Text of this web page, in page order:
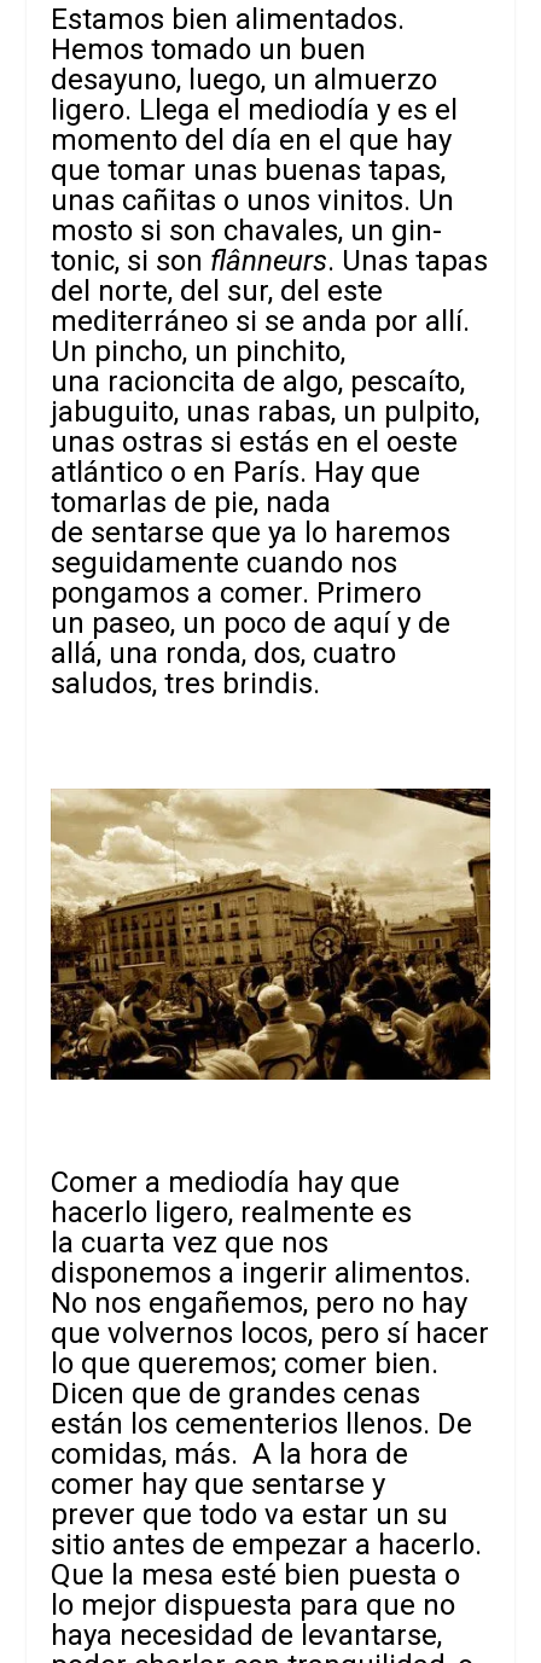
Estamos bien alimentados.
Hemos tomado un buen
desayuno, luego, un almuerzo
ligero. Llega el mediodía y es el
momento del día en el que hay
que tomar unas buenas tapas,
unas cañitas o unos vinitos. Un
mosto si son chavales, un gin-
tonic, si son flânneurs. Unas tapas
del norte, del sur, del este
mediterráneo si se anda por allí.
Un pincho, un pinchito,
una racioncita de algo, pescaíto,
jabuguito, unas rabas, un pulpito,
unas ostras si estás en el oeste
atlántico o en París. Hay que
tomarlas de pie, nada
de sentarse que ya lo haremos
seguidamente cuando nos
pongamos a comer. Primero
un paseo, un poco de aquí y de
allá, una ronda, dos, cuatro
saludos, tres brindis.
Comer a mediodía hay que
hacerlo ligero, realmente es
la cuarta vez que nos
disponemos a ingerir alimentos.
No nos engañemos, pero no hay
que volvernos locos, pero sí hacer
lo que queremos; comer bien.
Dicen que de grandes cenas
están los cementerios llenos. De
comidas, más. A la hora de
comer hay que sentarse y
prever que todo va estar un su
sitio antes de empezar a hacerlo.
Que la mesa esté bien puesta o
lo mejor dispuesta para que no
haya necesidad de levantarse,